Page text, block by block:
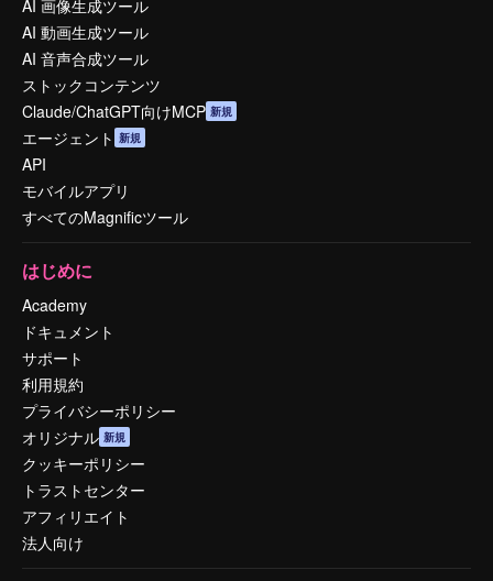
AI 画像生成ツール
AI 動画生成ツール
AI 音声合成ツール
ストックコンテンツ
Claude/ChatGPT向けMCP 新規
エージェント 新規
API
モバイルアプリ
すべてのMagnificツール
はじめに
Academy
ドキュメント
サポート
利用規約
プライバシーポリシー
オリジナル 新規
クッキーポリシー
トラストセンター
アフィリエイト
法人向け